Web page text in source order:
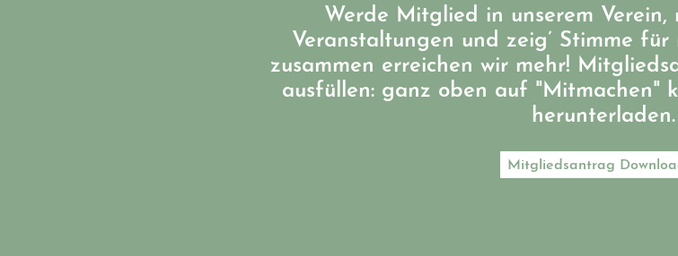
Werde Mitglied in unserem Verein,
Veranstaltungen und zeig’ Stimme
zusammen erreichen wir mehr!
ausfüllen: ganz oben auf "Mitmachen"
herunterladen.
Mitgliedsantrag